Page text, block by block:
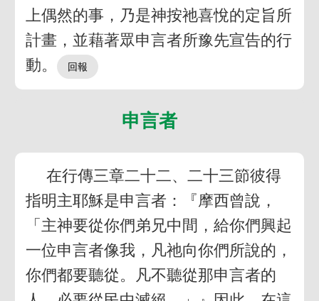
上偶然的事，乃是神按祂喜悅的定旨所
計畫，並藉著眾申言者所豫先宣告的行
動。
申言者
在行傳三章二十二、二十三節彼得
指明主耶穌是申言者：『摩西曾說，
「主神要從你們弟兄中間，給你們興起
一位申言者像我，凡祂向你們所說的，
你們都要聽從。凡不聽從那申言者的